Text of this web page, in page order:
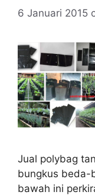
6 Januari 2015
Jual polybag
bungkus beda-
bawah ini